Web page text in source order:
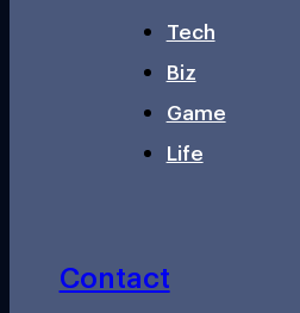
Tech
Biz
Game
Life
Contact